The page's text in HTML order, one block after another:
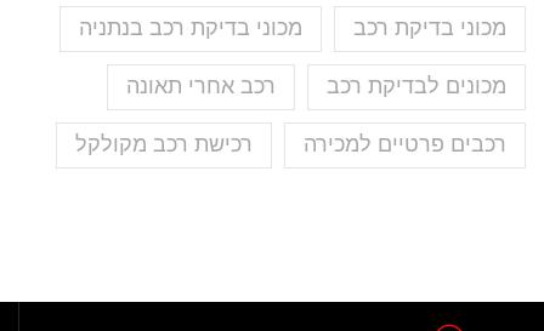
מכוני בדיקת רכב מכוני בדיקת רכב בנתניה
מכונים לבדיקת רכב רכב אחרי תאונה
רכבים פרטיים למכירה רכישת רכב מקולקל